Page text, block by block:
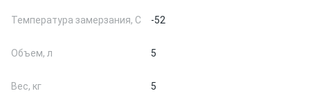
Температура замерзания, С -52
Объем, л 5
Вес, кг 5